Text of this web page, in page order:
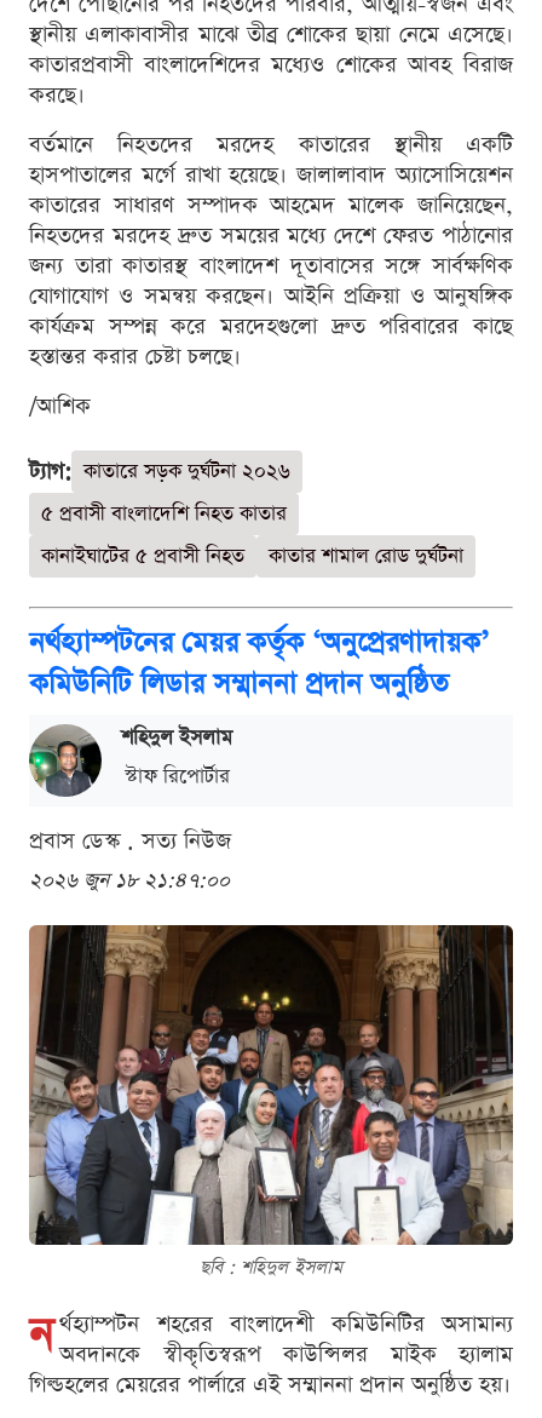
স্থানীয় এলাকাবাসীর মাঝে তীব্র শোকের ছায়া নেমে এসেছে।
কাতারপ্রবাসী বাংলাদেশিদের মধ্যেও শোকের আবহ বিরাজ
করছে।
বর্তমানে নিহতদের মরদেহ কাতারের স্থানীয় একটি
হাসপাতালের মর্গে রাখা হয়েছে। জালালাবাদ অ্যাসোসিয়েশন
কাতারের সাধারণ সম্পাদক আহমেদ মালেক জানিয়েছেন,
নিহতদের মরদেহ দ্রুত সময়ের মধ্যে দেশে ফেরত পাঠানোর
জন্য তারা কাতারস্থ বাংলাদেশ দূতাবাসের সঙ্গে সার্বক্ষণিক
যোগাযোগ ও সমন্বয় করছেন। আইনি প্রক্রিয়া ও আনুষঙ্গিক
কার্যক্রম সম্পন্ন করে মরদেহগুলো দ্রুত পরিবারের কাছে
হস্তান্তর করার চেষ্টা চলছে।
/আশিক
ট্যাগ: কাতারে সড়ক দুর্ঘটনা ২০২৬
৫ প্রবাসী বাংলাদেশি নিহত কাতার
কানাইঘাটের ৫ প্রবাসী নিহত
কাতার শামাল রোড দুর্ঘটনা
নর্থহ্যাম্পটনের মেয়র কর্তৃক ‘অনুপ্রেরণাদায়ক’
কমিউনিটি লিডার সম্মাননা প্রদান অনুষ্ঠিত
শ‌হিদুল ইসলাম
স্টাফ রিপোর্টার
প্রবাস ডেস্ক . সত্য নিউজ
২০২৬ জুন ১৮ ২১:৪৭:০০
ছবি : শ‌হিদুল ইসলাম
ন র্থহ্যাম্পটন শহরের বাংলাদেশী কমিউনিটির অসামান্য
অবদানকে স্বীকৃতিস্বরূপ কাউন্সিলর মাইক হ্যালাম
গিল্ডহলের মেয়রের পার্লারে এই সম্মাননা প্রদান অনুষ্ঠিত হয়।